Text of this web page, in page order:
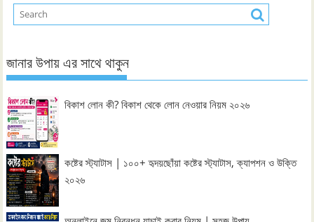
জানার উপায় এর সাথে থাকুন
বিকাশ লোন কী? বিকাশ থেকে লোন নেওয়ার নিয়ম ২০২৬
কষ্টের স্ট্যাটাস | ১০০+ হৃদয়ছোঁয়া কষ্টের স্ট্যাটাস, ক্যাপশন ও উক্তি
২০২৬